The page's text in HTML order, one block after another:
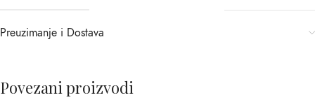
Preuzimanje i Dostava
Povezani proizvodi